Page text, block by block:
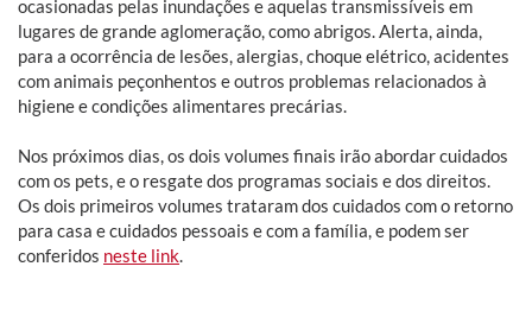
ocasionadas pelas inundações e aquelas transmissíveis em
lugares de grande aglomeração, como abrigos. Alerta, ainda,
para a ocorrência de lesões, alergias, choque elétrico, acidentes
com animais peçonhentos e outros problemas relacionados à
higiene e condições alimentares precárias.
Nos próximos dias, os dois volumes finais irão abordar cuidados
com os pets, e o resgate dos programas sociais e dos direitos.
Os dois primeiros volumes trataram dos cuidados com o retorno
para casa e cuidados pessoais e com a família, e podem ser
conferidos neste link.